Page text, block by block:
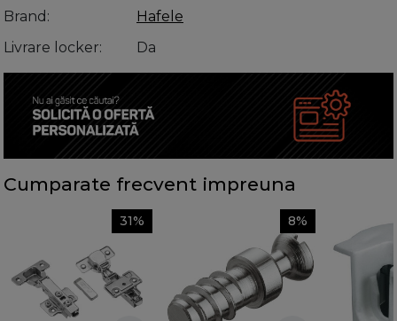
Brand
Hafele
Livrare locker
Da
Cumparate frecvent impreuna
31% 8%